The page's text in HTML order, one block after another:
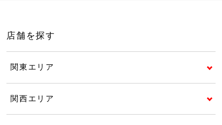
店舗を探す
関東エリア
関西エリア